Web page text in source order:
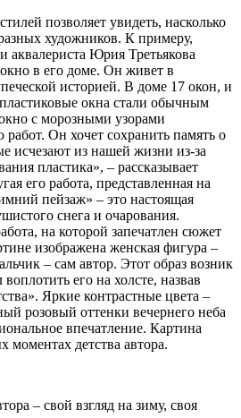
позволяет увидеть, насколько
художников. К примеру,
аквалериста Юрия Третьякова
в его доме. Он живет в
историей. В доме 17 окон, и
окна стали обычным
с морозными узорами
Он хочет сохранить память о
исчезают из нашей жизни из-за
пластика», – рассказывает
его работа, представленная на
пейзаж» – это настоящая
снега и очарования.
на которой запечатлен сюжет
изображена женская фигура –
– сам автор. Этот образ возник
его на холсте, назвав
Яркие контрастные цвета –
розовый оттенки вечернего неба
впечатление. Картина
моментах детства автора.
– свой взгляд на зиму, своя